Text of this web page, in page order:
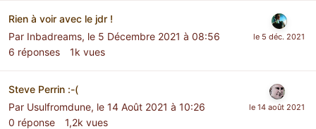
Rien à voir avec le jdr !
Par Inbadreams, le 5 Décembre 2021 à 08:56
6 réponses 1k vues
Steve Perrin :-(
Par Usulfromdune, le 14 Août 2021 à 10:26
0 réponse 1,2k vues